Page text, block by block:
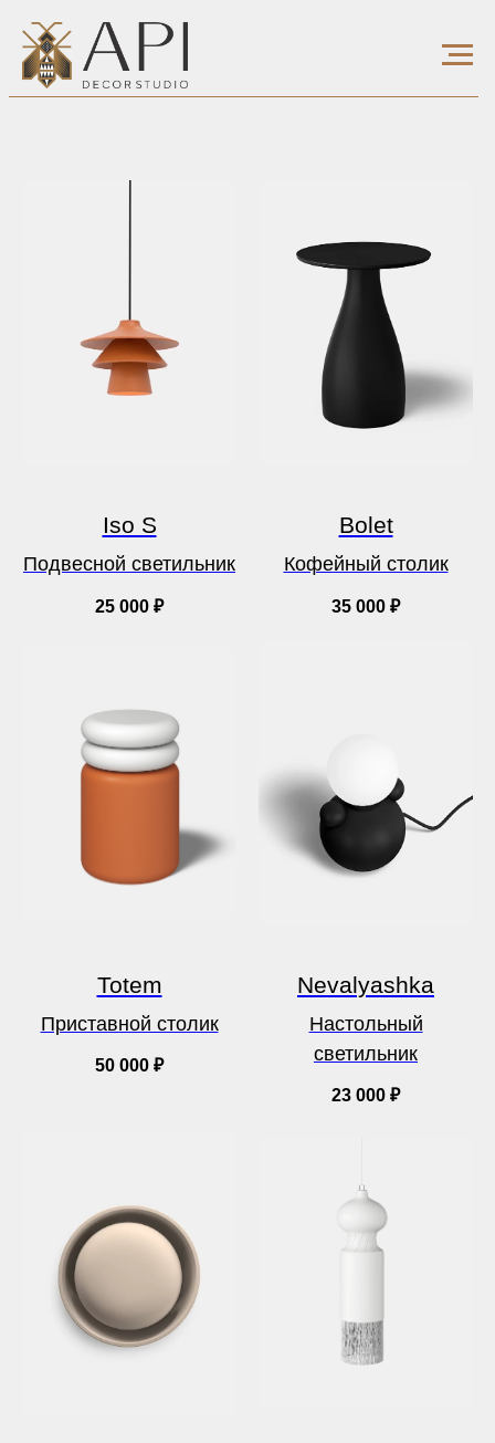
Iso S
Подвесной светильник
25 000 ₽
Bolet
Кофейный столик
35 000 ₽
Totem
Приставной столик
50 000 ₽
Nevalyashka
Настольный
светильник
23 000 ₽